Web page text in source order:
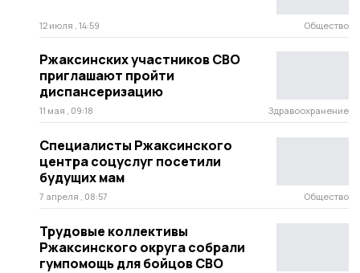
12 июля , 14:59 Общество
Ржаксинских участников СВО
приглашают пройти
диспансеризацию
11 мая , 09:18 Здравоохранение
Специалисты Ржаксинского
центра соцуслуг посетили
будущих мам
7 апреля , 08:57 Общество
Трудовые коллективы
Ржаксинского округа собрали
гумпомощь для бойцов СВО